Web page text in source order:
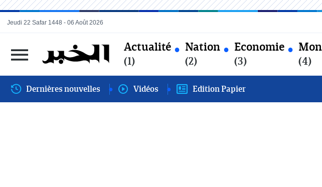
Actualité
(1)
Nation
(2)
Economie
(3) (4)
Jeudi 22 Safar 1448 - 06 Août 2026
Dernières nouvelles Vidéos Edition Papier